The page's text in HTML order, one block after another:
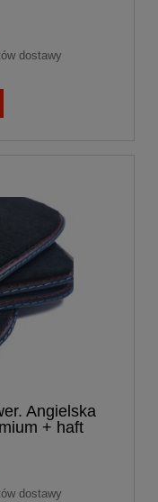
dostawy
Angielska
+ haft
dostawy